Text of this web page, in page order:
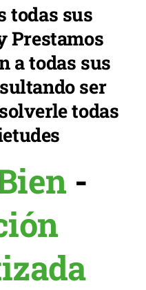
todas sus
Prestamos
a todas sus
ser
todas
-